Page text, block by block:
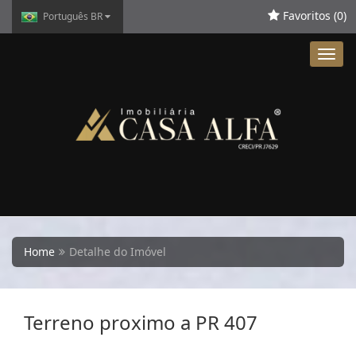
Português BR Favoritos (0)
Home Detalhe do Imóvel
Terreno proximo a PR 407